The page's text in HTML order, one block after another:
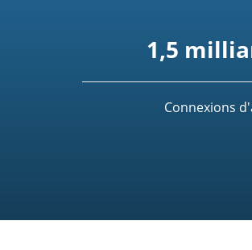
1,5
Connexions